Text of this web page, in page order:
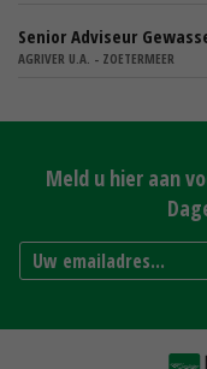
Senior Adviseur
AGRIVER U.A. - ZOETERMEER
Meld u hier aan